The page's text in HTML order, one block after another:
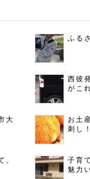
ふる
西彼
がこ
大
お土
刺し
、
子育
魅力